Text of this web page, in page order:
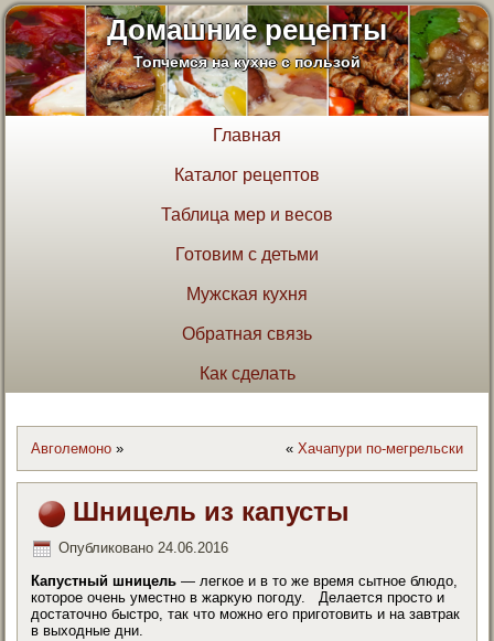
Домашние рецепты
Топчемся на кухне с пользой
Главная
Каталог рецептов
Таблица мер и весов
Готовим с детьми
Мужская кухня
Обратная связь
Как сделать
Авголемоно » « Хачапури по-мегрельски
Шницель из капусты
Опубликовано 24.06.2016
Капустный шницель — легкое и в то же время сытное блюдо,
которое очень уместно в жаркую погоду. Делается просто и
достаточно быстро, так что можно его приготовить и на завтрак
в выходные дни.